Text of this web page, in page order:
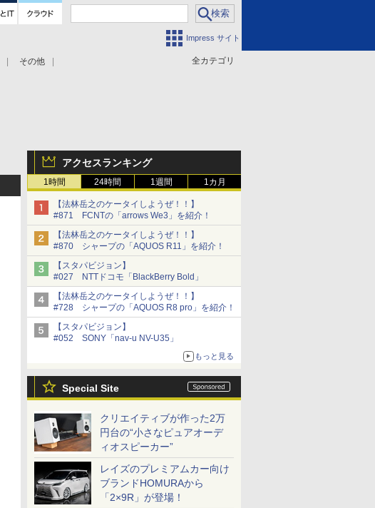
Impress サイト
全カテゴリ
その他
アクセスランキング
1時間 24時間 1週間 1カ月
【法林岳之のケータイしようぜ！！】
#871 FCNTの「arrows We3」を紹介！
【法林岳之のケータイしようぜ！！】
#870 シャープの「AQUOS R11」を紹介！
【スタパビジョン】
#027 NTTドコモ「BlackBerry Bold」
【法林岳之のケータイしようぜ！！】
#728 シャープの「AQUOS R8 pro」を紹介！
【スタパビジョン】
#052 SONY「nav-u NV-U35」
もっと見る
Special Site
クリエイティブが作った2万
円台の“小さなピュアオーデ
ィオスピーカー”
レイズのプレミアムカー向け
ブランドHOMURAから
「2×9R」が登場！